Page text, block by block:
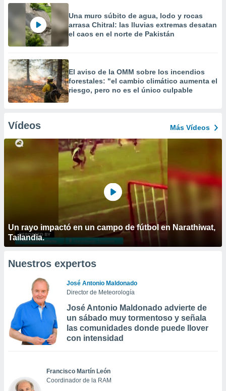
Una muro súbito de agua, lodo y rocas
arrasa Chitral: las lluvias extremas desatan
el caos en el norte de Pakistán
El aviso de la OMM sobre los incendios
forestales: "el cambio climático aumenta el
riesgo, pero no es el único culpable
Vídeos Más Vídeos
Un rayo impactó en un campo de fútbol en Narathiwat,
Tailandia.
Nuestros expertos
José Antonio Maldonado
Director de Meteorología
José Antonio Maldonado advierte de
un sábado muy tormentoso y señala
las comunidades donde puede llover
con intensidad
Francisco Martín León
Coordinador de la RAM